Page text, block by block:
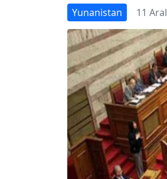
Yunanistan 11